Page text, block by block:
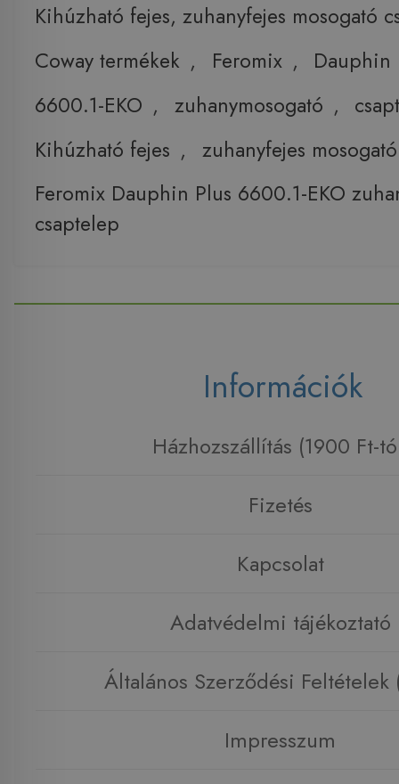
Kihúzható fejes, zuhanyfejes mosogató
Coway termékek , Feromix ,
Dauphin
6600.1-EKO , zuhanymosogató ,
Kihúzható fejes , zuhanyfejes
Feromix Dauphin Plus 6600.1-EKO
csaptelep
Információk
Házhozszállítás (1900 Ft-
Fizetés
Kapcsolat
Adatvédelmi tájékoztató
Általános Szerződési Feltételek
Impresszum